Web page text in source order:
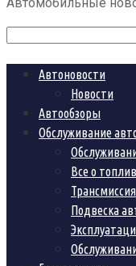
Поиск:
Автоновости
Новости
Автообзоры
Обслуживание
Все о
Трансмиссия
Подвеска